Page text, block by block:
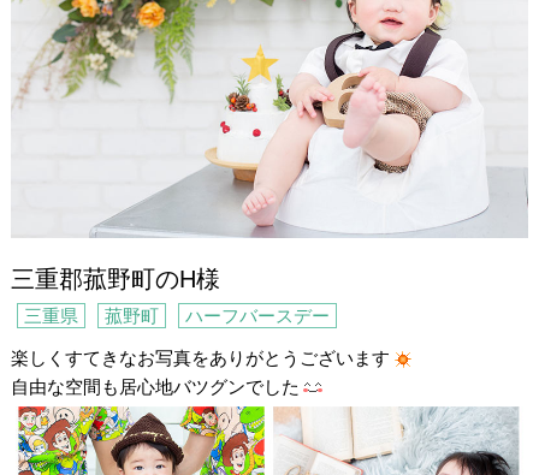
三重郡菰野町のH様
三重県 菰野町 ハーフバースデー
楽しくすてきなお写真をありがとうございます
自由な空間も居心地バツグンでした